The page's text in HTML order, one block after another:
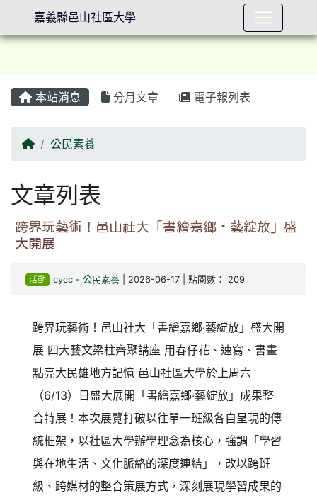
本站消息 分月文章 電子報列表
回首頁公民素養
文章列表
跨界玩藝術！邑山社大「書繪嘉鄉‧藝綻放」盛
大開展
活動 cycc- 公民素養| 2026-06-17 | 點閱數： 209
跨界玩藝術！邑山社大「書繪嘉鄉‧藝綻放」盛大開
展 四大藝文梁柱齊聚講座 用春仔花、速寫、書畫
點亮大民雄地方記憶 邑山社區大學於上周六
（6/13）日盛大展開「書繪嘉鄉‧藝綻放」成果整
合特展！本次展覽打破以往單一班級各自呈現的傳
統框架，以社區大學辦學理念為核心，強調「學習
與在地生活、文化脈絡的深度連結」，改以跨班
級、跨媒材的整合策展方式，深刻展現學習成果的
嘉義縣邑山社區大學